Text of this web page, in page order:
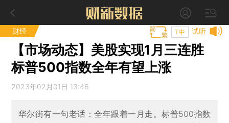
财经 试听
T中
【市场动态】美股实现1月三连胜
标普500指数全年有望上涨
2023年02月01日 13:46
华尔街有一句老话：全年跟着一月走。标普500指数